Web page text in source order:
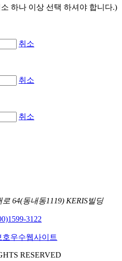
하나 이상 선택 하셔야 합니다.)
취소
취소
취소
64(동내동1119) KERIS빌딩
1599-3122
RESERVED